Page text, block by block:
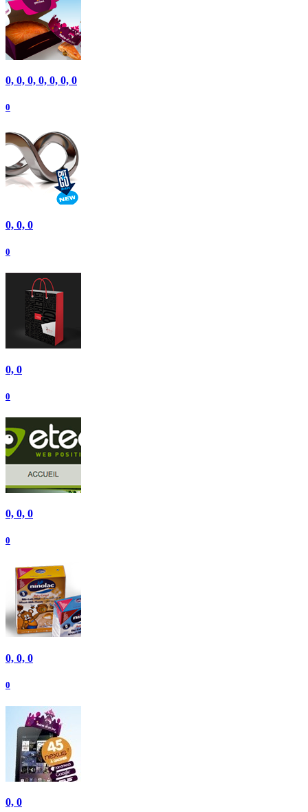
0, 0, 0, 0, 0, 0, 0
0
0, 0, 0
0
0, 0
0
0, 0, 0
0
0, 0, 0
0
0, 0